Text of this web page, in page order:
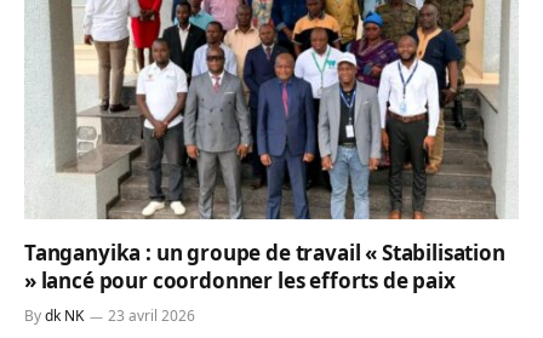
Tanganyika : un groupe de travail « Stabilisation
» lancé pour coordonner les efforts de paix
Bydk NK 23 avril 2026